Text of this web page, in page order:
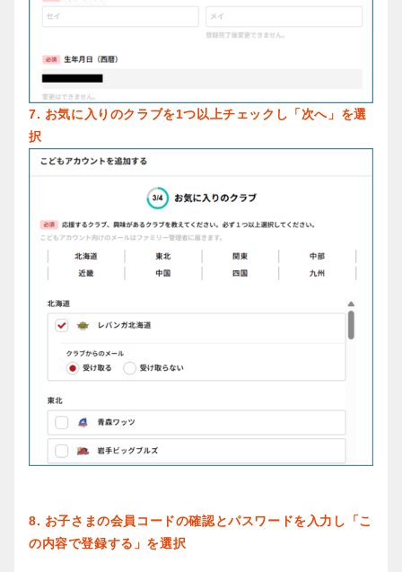
7. お気に入りのクラブを1つ以上チェックし「次へ」を選
択
8. お子さまの会員コードの確認とパスワードを入力し「こ
の内容で登録する」を選択